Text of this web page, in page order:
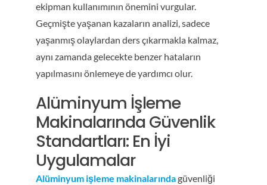
ekipman kullanımının önemini vurgular.
Geçmişte yaşanan kazaların analizi, sadece
yaşanmış olaylardan ders çıkarmakla kalmaz,
aynı zamanda gelecekte benzer hataların
yapılmasını önlemeye de yardımcı olur.
Alüminyum İşleme
Makinalarında Güvenlik
Standartları: En İyi
Uygulamalar
Alüminyum işleme makinalarındagüvenliği